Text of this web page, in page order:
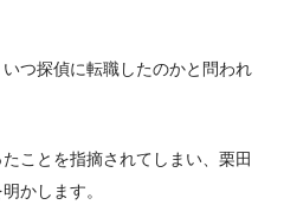
つ探偵に転職したのかと問われ
ことを指摘されてしまい、栗田
かします。